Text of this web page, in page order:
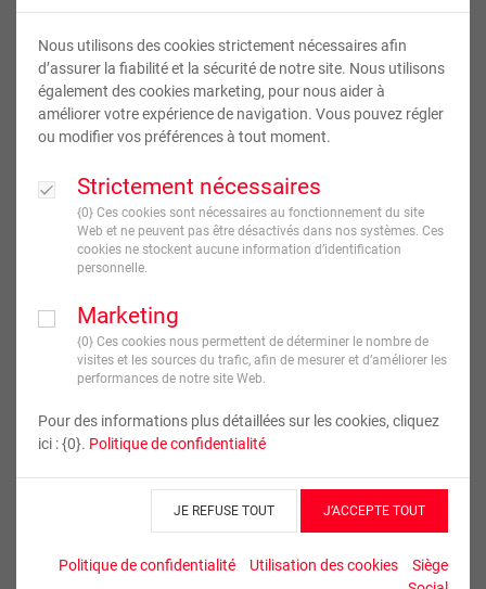
Nous utilisons des cookies strictement nécessaires afin
d’assurer la fiabilité et la sécurité de notre site. Nous utilisons
également des cookies marketing, pour nous aider à
améliorer votre expérience de navigation. Vous pouvez régler
ou modifier vos préférences à tout moment.
Strictement nécessaires
{0} Ces cookies sont nécessaires au fonctionnement du site
Web et ne peuvent pas être désactivés dans nos systèmes. Ces
cookies ne stockent aucune information d’identification
personnelle.
Marketing
{0} Ces cookies nous permettent de déterminer le nombre de
visites et les sources du trafic, afin de mesurer et d’améliorer les
performances de notre site Web.
Pour des informations plus détaillées sur les cookies, cliquez
ici : {0}. Politique de confidentialité
JE REFUSE TOUT J’ACCEPTE TOUT
Politique de confidentialité Utilisation des cookies
Siège
3,95€
JE CRÉE !
Tirages d’Art